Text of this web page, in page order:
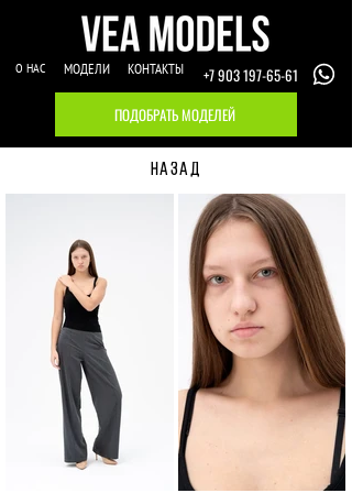
О НАС МОДЕЛИ КОНТАКТЫ
+7 903 197-65-61
ПОДОБРАТЬ МОДЕЛЕЙ
НАЗАД